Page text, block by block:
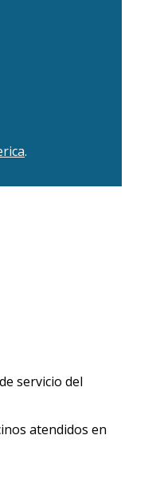
.
servicio del
atendidos en